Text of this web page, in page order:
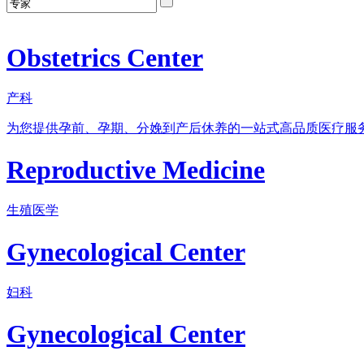
Obstetrics Center
产科
为您提供孕前、孕期、分娩到产后休养的一站式高品质医疗服
Reproductive Medicine
生殖医学
Gynecological Center
妇科
Gynecological Center